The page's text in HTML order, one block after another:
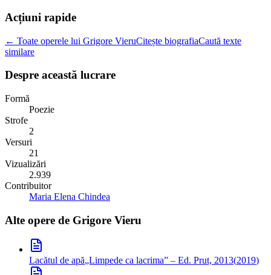
Acțiuni rapide
← Toate operele lui Grigore VieruCitește biografiaCaută texte
similare
Despre această lucrare
Formă
Poezie
Strofe
2
Versuri
21
Vizualizări
2.939
Contribuitor
Maria Elena Chindea
Alte opere de Grigore Vieru
Lacătul de apă„Limpede ca lacrima” – Ed. Prut, 2013(2019)